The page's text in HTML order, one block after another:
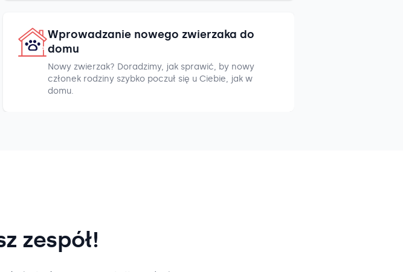
Wprowadzanie nowego zwierzaka do
domu
Nowy zwierzak? Doradzimy, jak sprawić, by nowy
członek rodziny szybko poczuł się u Ciebie, jak w
domu.
zespół!